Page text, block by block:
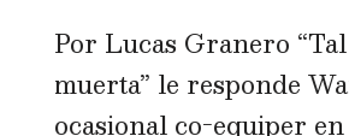
Por Lucas Granero
muerta” le responde
ocasional co-equiper